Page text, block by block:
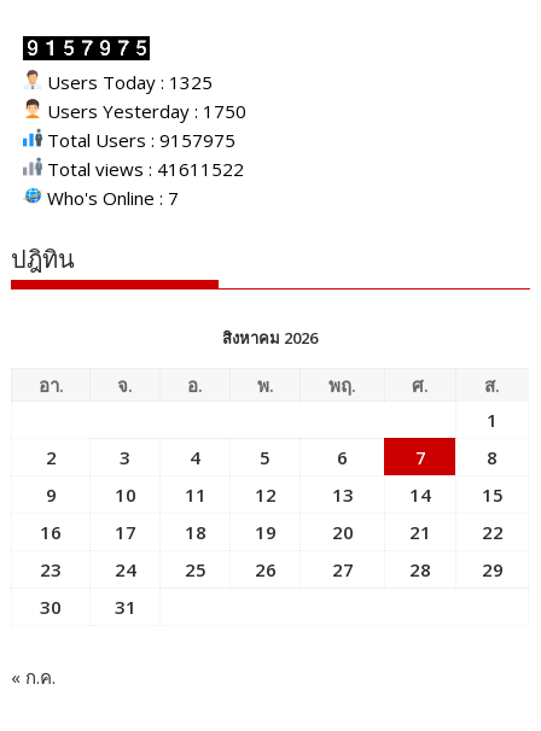
Users Today : 1325
Users Yesterday : 1750
Total Users : 9157975
Total views : 41611522
Who's Online : 7
ปฎิทิน
สิงหาคม 2026
อา. จ. อ. พ. พฤ. ศ.
ส.
1
2
3 4 5 6 7
8
9
10 11 12 13 14
15
16
17 18 19 20 21
22
23
24 25 26 27 28
29
30
31
« ก.ค.